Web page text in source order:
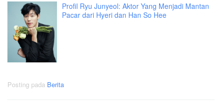
Profil Ryu Junyeol: Aktor Yang Menjadi Mantan
Pacar dari Hyeri dan Han So Hee
Posting pada Berita